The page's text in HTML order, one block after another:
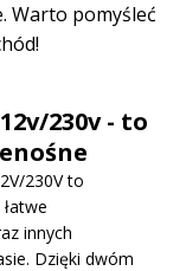
Warto pomyśleć
230v - to
230V to
innych
Dzięki dwóm